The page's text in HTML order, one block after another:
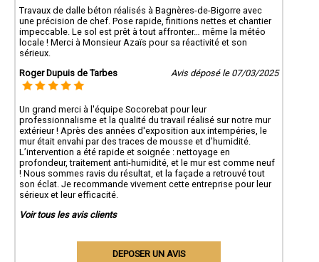
Travaux de dalle béton réalisés à Bagnères-de-Bigorre avec
une précision de chef. Pose rapide, finitions nettes et chantier
impeccable. Le sol est prêt à tout affronter… même la météo
locale ! Merci à Monsieur Azaïs pour sa réactivité et son
sérieux.
Roger Dupuis de Tarbes
Avis déposé le 07/03/2025
Un grand merci à l'équipe Socorebat pour leur
professionnalisme et la qualité du travail réalisé sur notre mur
extérieur ! Après des années d'exposition aux intempéries, le
mur était envahi par des traces de mousse et d’humidité.
L’intervention a été rapide et soignée : nettoyage en
profondeur, traitement anti-humidité, et le mur est comme neuf
! Nous sommes ravis du résultat, et la façade a retrouvé tout
son éclat. Je recommande vivement cette entreprise pour leur
sérieux et leur efficacité.
Voir tous les avis clients
DEPOSER UN AVIS